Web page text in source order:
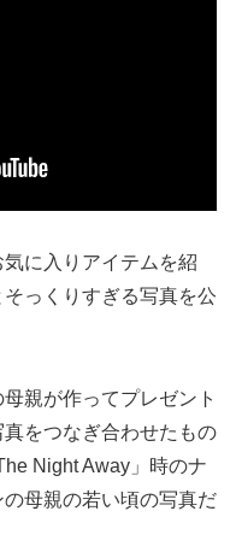
に入りアイテムを紹
っくりすぎる写真を公
親が作ってプレゼント
をつなぎ合わせたもの
Night Away」時のナ
母親の若い頃の写真だ